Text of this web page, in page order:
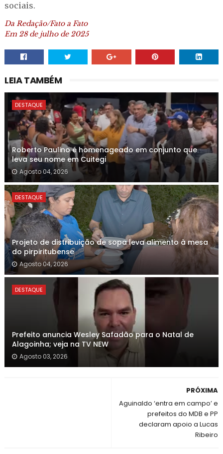
sociais.
Da Redação/Fato a Fato
Em 28 de julho de 2025
LEIA TAMBÉM
DESTAQUE
Roberto Paulino é homenageado em conjunto que
leva seu nome em Cuitegi
Agosto 04, 2026
DESTAQUE
Projeto de distribuição de sopa leva alimento à mesa
do pirpiritubense
Agosto 04, 2026
DESTAQUE
Prefeito anuncia Wesley Safadão para o Natal de
Alagoinha; veja na TV NEW
Agosto 03, 2026
PRÓXIMA
Aguinaldo ‘entra em campo’ e
prefeitos do MDB e PP
declaram apoio a Lucas
Ribeiro